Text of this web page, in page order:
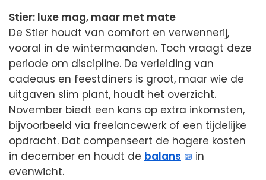
Stier: luxe mag, maar met mate
De Stier houdt van comfort en verwennerij,
vooral in de wintermaanden. Toch vraagt deze
periode om discipline. De verleiding van
cadeaus en feestdiners is groot, maar wie de
uitgaven slim plant, houdt het overzicht.
November biedt een kans op extra inkomsten,
bijvoorbeeld via freelancewerk of een tijdelijke
opdracht. Dat compenseert de hogere kosten
in december en houdt de balans
in
evenwicht.